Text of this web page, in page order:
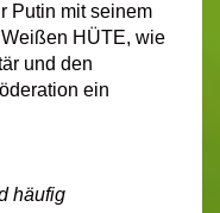
Putin mit seinem
HÜTE, wie
und den
ein
häufig